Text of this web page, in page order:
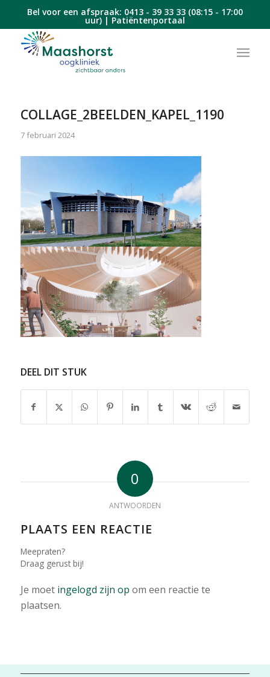
Bel voor een afspraak: 0413 - 39 33 33(08:15 - 17:00
uur) | Patiëntenportaal
COLLAGE_2BEELDEN_KAPEL_1190
7 februari 2024
DEEL DIT STUK
0
ANTWOORDEN
PLAATS EEN REACTIE
Meepraten?
Draag gerust bij!
Je moet ingelogd zijn op om een reactie te
plaatsen.